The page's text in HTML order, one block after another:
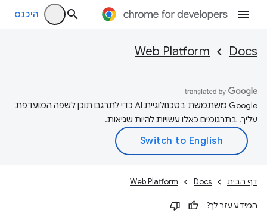
היכנס
Docs
Web Platform
‫Google משתמשת בטכנולוגיית AI כדי לתרגם תוכן לשפה המועדפת
עליך. בתרגומים כאלו עשויות להיות שגיאות.
דף הבית Docs
Web Platform
המידע עזר לך?